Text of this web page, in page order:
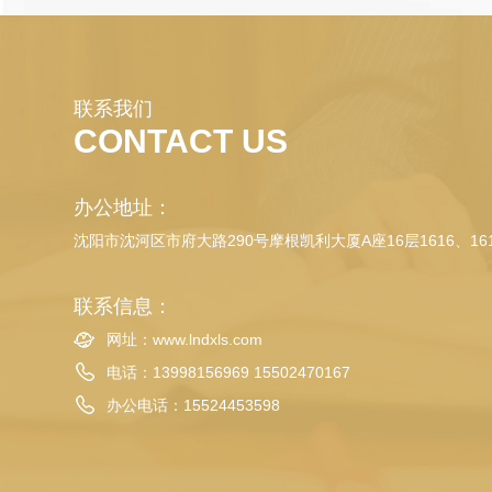
联系我们
CONTACT US
办公地址：
沈阳市沈河区市府大路290号摩根凯利大厦A座16层1616、
联系信息：
网址：www.lndxls.com
电话：13998156969 15502470167
办公电话： 15524453598